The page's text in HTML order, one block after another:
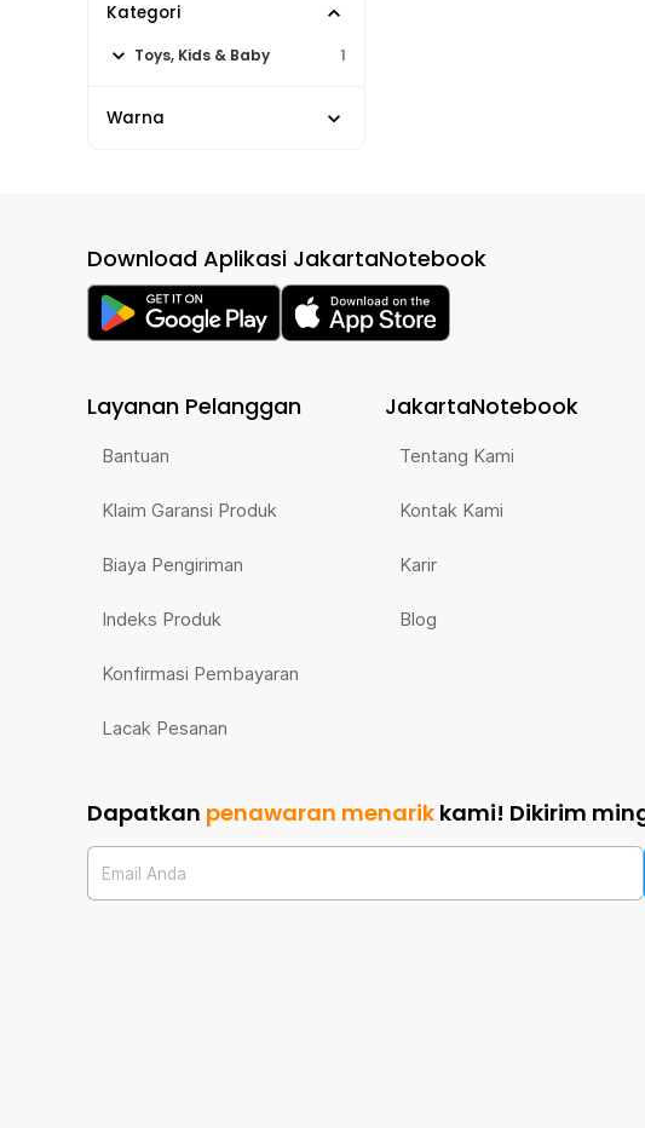
Kategori
Toys, Kids & Baby 1
Warna
Download Aplikasi JakartaNotebook
Layanan Pelanggan
Bantuan
Klaim Garansi Produk
Biaya Pengiriman
Indeks Produk
Konfirmasi Pembayaran
Lacak Pesanan
JakartaNotebook
Tentang Kami
Kontak Kami
Karir
Blog
Dapatkan penawaran menarik kami! Dikirim
Email Anda